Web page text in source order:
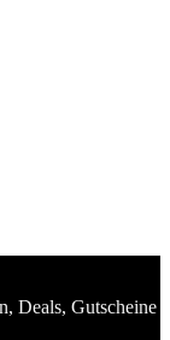
Deals, Gutscheine